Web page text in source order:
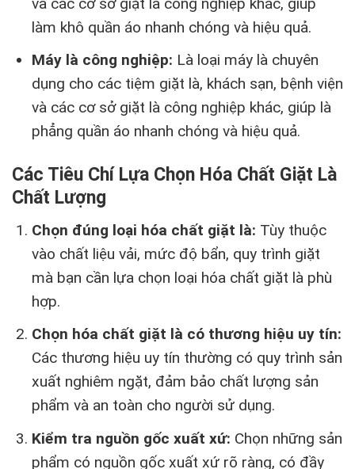
làm khô quần áo nhanh chóng và hiệu quả.
Máy là công nghiệp: Là loại máy là chuyên
dụng cho các tiệm giặt là, khách sạn, bệnh viện
và các cơ sở giặt là công nghiệp khác, giúp là
phẳng quần áo nhanh chóng và hiệu quả.
Các Tiêu Chí Lựa Chọn Hóa Chất Giặt Là
Chất Lượng
Chọn đúng loại hóa chất giặt là: Tùy thuộc
vào chất liệu vải, mức độ bẩn, quy trình giặt
mà bạn cần lựa chọn loại hóa chất giặt là phù
hợp.
Chọn hóa chất giặt là có thương hiệu uy tín:
Các thương hiệu uy tín thường có quy trình sản
xuất nghiêm ngặt, đảm bảo chất lượng sản
phẩm và an toàn cho người sử dụng.
Kiểm tra nguồn gốc xuất xứ: Chọn những sản
phẩm có nguồn gốc xuất xứ rõ ràng, có đầy